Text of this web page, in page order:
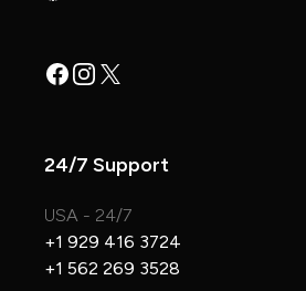
Facebook
Instagram
X
24/7 Support
USA - 24/7
+1 929 416 3724
+1 562 269 3528